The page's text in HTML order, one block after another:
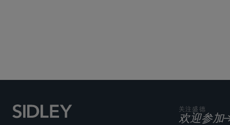
关注盛德
欢迎参加